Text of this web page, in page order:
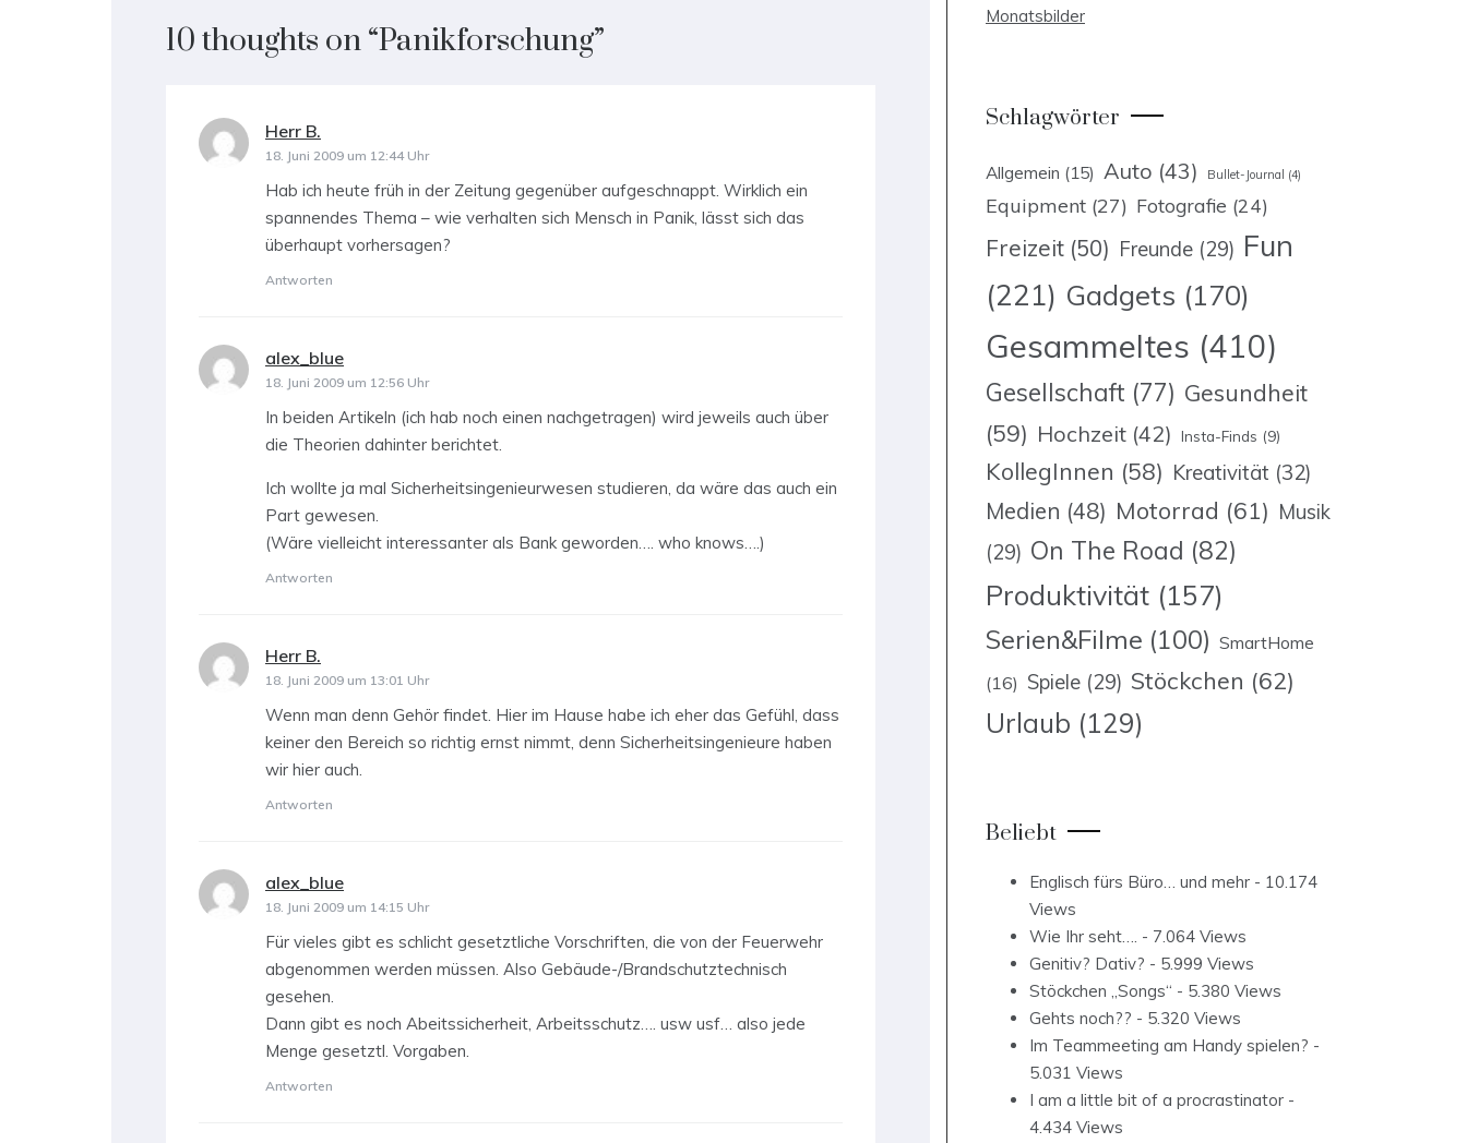
10 thoughts on “Panikforschung”
Herr B.
18. Juni 2009 um 12:44 Uhr
Hab ich heute früh in der Zeitung gegenüber aufgeschnappt. Wirklich ein
spannendes Thema – wie verhalten sich Mensch in Panik, lässt sich das
überhaupt vorhersagen?
Antworten
alex_blue
18. Juni 2009 um 12:56 Uhr
In beiden Artikeln (ich hab noch einen nachgetragen) wird jeweils auch über
die Theorien dahinter berichtet.
Ich wollte ja mal Sicherheitsingenieurwesen studieren, da wäre das auch ein
Part gewesen.
(Wäre vielleicht interessanter als Bank geworden…. who knows….)
Antworten
Herr B.
18. Juni 2009 um 13:01 Uhr
Wenn man denn Gehör findet. Hier im Hause habe ich eher das Gefühl, dass
keiner den Bereich so richtig ernst nimmt, denn Sicherheitsingenieure haben
wir hier auch.
Antworten
alex_blue
18. Juni 2009 um 14:15 Uhr
Für vieles gibt es schlicht gesetztliche Vorschriften, die von der Feuerwehr
abgenommen werden müssen. Also Gebäude-/Brandschutztechnisch
gesehen.
Dann gibt es noch Abeitssicherheit, Arbeitsschutz…. usw usf… also jede
Menge gesetztl. Vorgaben.
Antworten
Monatsbilder
Schlagwörter
Allgemein (15) Auto (43) Bullet-Journal (4)
Equipment (27) Fotografie (24)
Freizeit (50) Freunde (29) Fun
(221) Gadgets (170)
Gesammeltes (410)
Gesellschaft (77) Gesundheit
(59) Hochzeit (42) Insta-Finds (9)
KollegInnen (58) Kreativität (32)
Medien (48) Motorrad (61) Musik
(29) On The Road (82)
Produktivität (157)
Serien&Filme (100) SmartHome
(16) Spiele (29) Stöckchen (62)
Urlaub (129)
Beliebt
Englisch fürs Büro… und mehr - 10.174
Views
Wie Ihr seht…. - 7.064 Views
Genitiv? Dativ? - 5.999 Views
Stöckchen „Songs“ - 5.380 Views
Gehts noch?? - 5.320 Views
Im Teammeeting am Handy spielen? -
5.031 Views
I am a little bit of a procrastinator -
4.434 Views